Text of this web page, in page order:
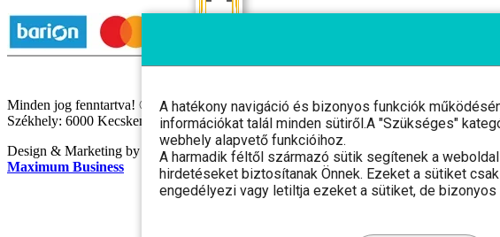
Minden jog fenntartva! © 2025 Gaia Szíve Kft.
Székhely: 6000 Kecskemét, Fáklya utca 8. 1. em. 2. Cégjegyzékszám: 03 09 126962
Design & Marketing by
Maximum Business
A hatékony navigáció és bizonyos funkciók
információkat talál minden sütiről.A "Szükséges"
webhely alapvető funkcióihoz.
A harmadik féltől származó sütik segítenek a
hirdetéseket biztosítanak Önnek. Ezeket a sütiket
engedélyezi vagy letiltja ezeket a sütiket, de